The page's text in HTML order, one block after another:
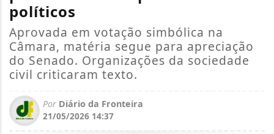
políticos
Aprovada em votação simbólica na
Câmara, matéria segue para apreciação
do Senado. Organizações da sociedade
civil criticaram texto.
Por Diário da Fronteira
21/05/2026 14:37